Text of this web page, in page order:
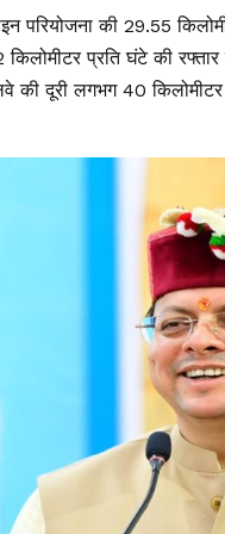
परियोजना की 29.55
प्रति घंटे की
की दूरी लगभग 40